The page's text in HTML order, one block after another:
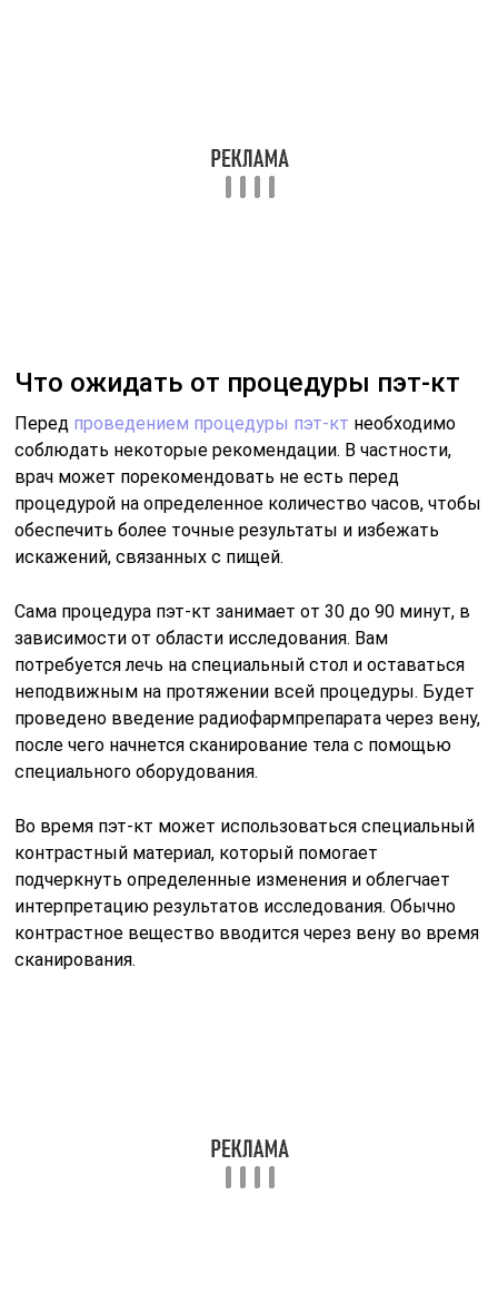
Во время пэт-кт может использоваться специальный
После проведения процедуры пэт-кт вам будет
предоставлен отчет, который будет содержать
подробную информацию о полученных данных. Врач-
специалист проведет анализ результатов и даст
подробные рекомендации или назначит необходимое
лечение.
Пэт-кт является
безопасной процедурой, которая
обычно не вызывает побочных эффектов. Однако, как
и любая медицинская процедура, она может быть
неприятной и вызывать некоторые дискомфортные
ощущения. Врач-специалист будет информировать
потенциальные риски. Если у вас есть какие-либо
вопросы или опасения относительно процедуры пэт-
кт, обязательно проконсультируйтесь со